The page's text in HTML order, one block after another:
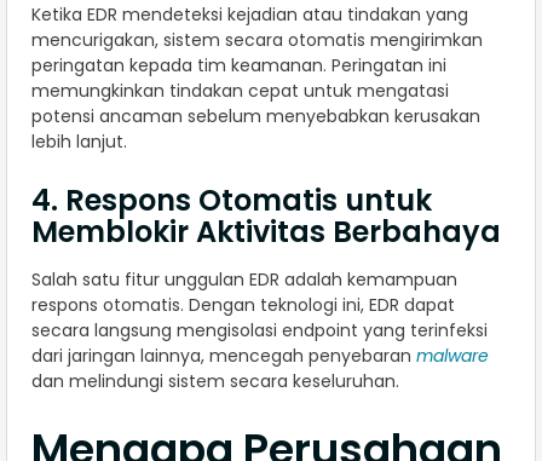
Ketika EDR mendeteksi kejadian atau tindakan yang
mencurigakan, sistem secara otomatis mengirimkan
peringatan kepada tim keamanan. Peringatan ini
memungkinkan tindakan cepat untuk mengatasi
potensi ancaman sebelum menyebabkan kerusakan
lebih lanjut.
4. Respons Otomatis untuk
Memblokir Aktivitas Berbahaya
Salah satu fitur unggulan EDR adalah kemampuan
respons otomatis. Dengan teknologi ini, EDR dapat
secara langsung mengisolasi endpoint yang terinfeksi
dari jaringan lainnya, mencegah penyebaran malware
dan melindungi sistem secara keseluruhan.